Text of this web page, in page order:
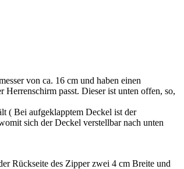
von ca. 16 cm und haben einen
passt. Dieser ist unten offen, so,
( Bei aufgeklapptem Deckel ist der
sich der Deckel verstellbar nach unten
Rückseite des Zipper zwei 4 cm Breite und